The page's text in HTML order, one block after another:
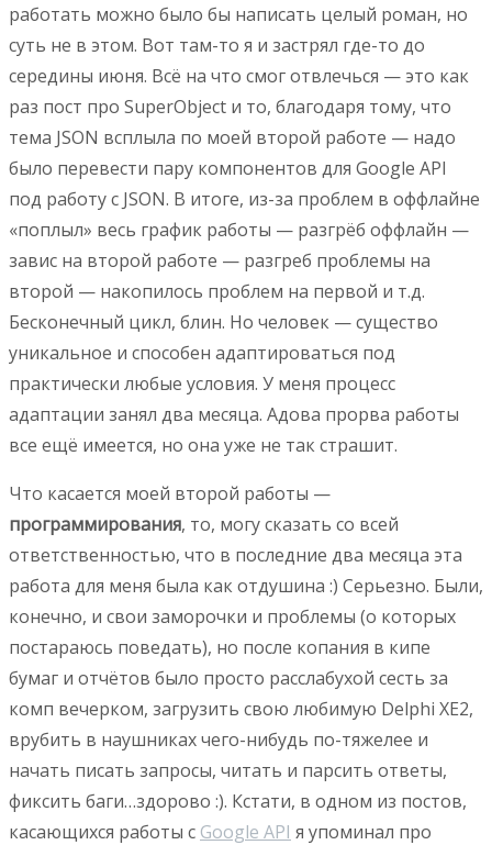
работать можно было бы написать целый роман, но
суть не в этом. Вот там-то я и застрял где-то до
середины июня. Всё на что смог отвлечься — это как
раз пост про SuperObject и то, благодаря тому, что
тема JSON всплыла по моей второй работе — надо
было перевести пару компонентов для Google API
под работу с JSON. В итоге, из-за проблем в оффлайне
«поплыл» весь график работы — разгрёб оффлайн —
завис на второй работе — разгреб проблемы на
второй — накопилось проблем на первой и т.д.
Бесконечный цикл, блин. Но человек — существо
уникальное и способен адаптироваться под
практически любые условия. У меня процесс
адаптации занял два месяца. Адова прорва работы
все ещё имеется, но она уже не так страшит.
Что касается моей второй работы —
программирования, то, могу сказать со всей
ответственностью, что в последние два месяца эта
работа для меня была как отдушина :) Серьезно. Были,
конечно, и свои заморочки и проблемы (о которых
постараюсь поведать), но после копания в кипе
бумаг и отчётов было просто расслабухой сесть за
комп вечерком, загрузить свою любимую Delphi XE2,
врубить в наушниках чего-нибудь по-тяжелее и
начать писать запросы, читать и парсить ответы,
фиксить баги…здорово :). Кстати, в одном из постов,
касающихся работы с Google API я упоминал про